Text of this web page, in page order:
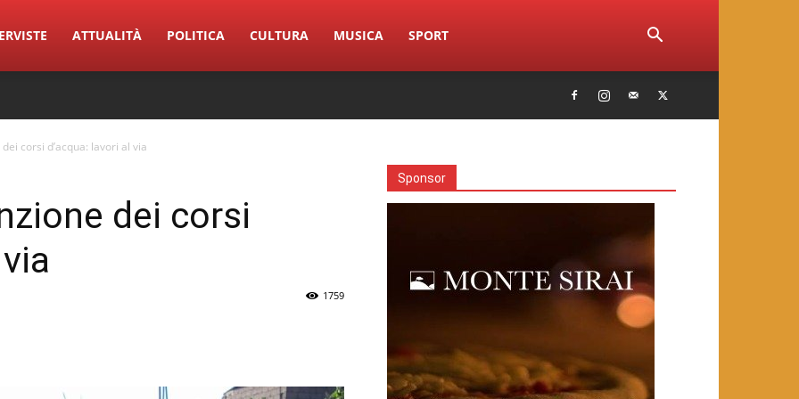
ATTUALITÀ POLITICA CULTURA MUSICA SPORT
corsi d’acqua: lavori al via
dei corsi
1759
Sponsor